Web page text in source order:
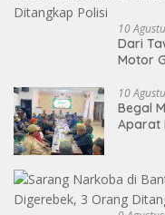
10
Dari
Motor
10
Begal
Aparat